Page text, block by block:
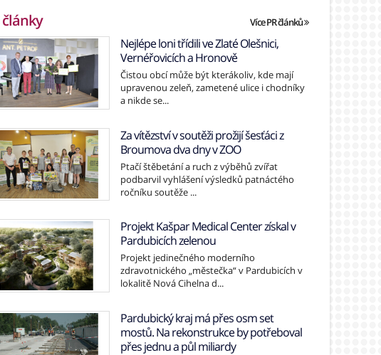
články Více PR článků
Nejlépe loni třídili ve Zlaté Olešnici,
Vernéřovicích a Hronově
Čistou obcí může být kterákoliv, kde mají
upravenou zeleň, zametené ulice i chodníky
a nikde se...
Za vítězství v soutěži prožijí šesťáci z
Broumova dva dny v ZOO
Ptačí štěbetání a ruch z výběhů zvířat
podbarvil vyhlášení výsledků patnáctého
ročníku soutěže ...
Projekt Kašpar Medical Center získal v
Pardubicích zelenou
Projekt jedinečného moderního
zdravotnického „městečka“ v Pardubicích v
lokalitě Nová Cihelna d...
Pardubický kraj má přes osm set
mostů. Na rekonstrukce by potřeboval
přes jednu a půl miliardy